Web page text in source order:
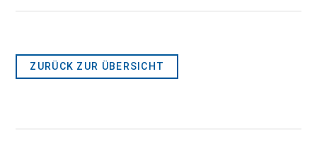
ZURÜCK ZUR ÜBERSICHT